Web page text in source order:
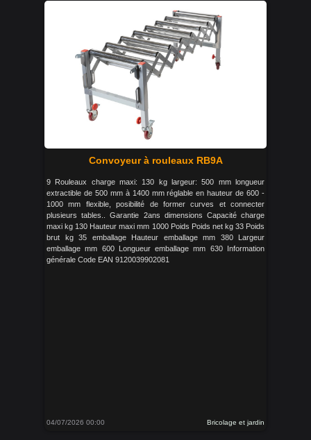
Convoyeur à rouleaux RB9A
9 Rouleaux charge maxi: 130 kg largeur: 500 mm longueur
extractible de 500 mm à 1400 mm réglable en hauteur de 600 -
1000 mm flexible, posibilité de former curves et connecter
plusieurs tables.. Garantie 2ans dimensions Capacité charge
maxi kg 130 Hauteur maxi mm 1000 Poids Poids net kg 33 Poids
brut kg 35 emballage Hauteur emballage mm 380 Largeur
emballage mm 600 Longueur emballage mm 630 Information
générale Code EAN 9120039902081
04/07/2026 00:00 Bricolage et jardin